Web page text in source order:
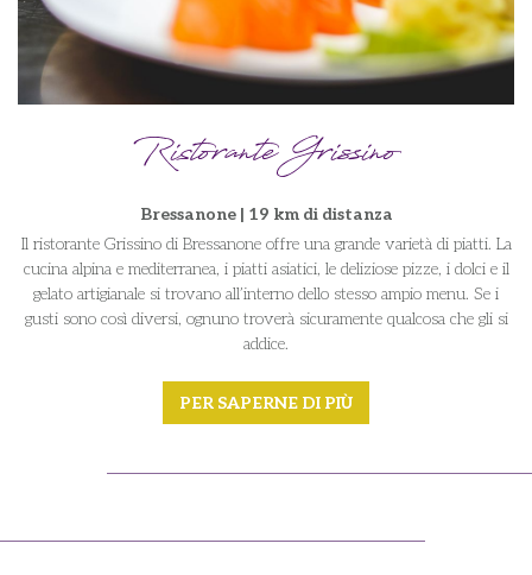
Ristorante Grissino
Bressanone | 19 km di distanza
Il ristorante Grissino di Bressanone offre una grande varietà di piatti. La
cucina alpina e mediterranea, i piatti asiatici, le deliziose pizze, i dolci e il
gelato artigianale si trovano all’interno dello stesso ampio menu. Se i
gusti sono così diversi, ognuno troverà sicuramente qualcosa che gli si
addice.
PER SAPERNE DI PIÙ